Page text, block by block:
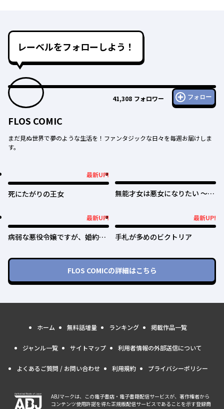
レーベルをフォローしよう！
41,308 フォロワー フォロー
FLOS COMIC
まだ見ぬ世界で夢のような生活を！ファンタジックな日々を毎週お届けしま
す。
最新UP!
死にたがりの王女
無能才女は悪女になりたい ～義
爵様の溺愛に気づかない～
最新UP!
病弱な悪役令嬢ですが、婚約者
たち犬猿の仲でしたよね!?)
最新UP!
手札が多めのビクトリア
FLOS COMICの詳細はこちら
ホーム 無料話増量 ランキング 掲載作品一覧
ジャンル一覧 サイトマップ 利用者情報の外部送信について
よくあるご質問 / お問い合わせ 利用規約 プライバシーポリシー
ABJマークは、この電子書店・電子書籍配信サービスが、著作権者から
コンテンツ使用許諾を得た正規版配信サービスであることを示す登録商